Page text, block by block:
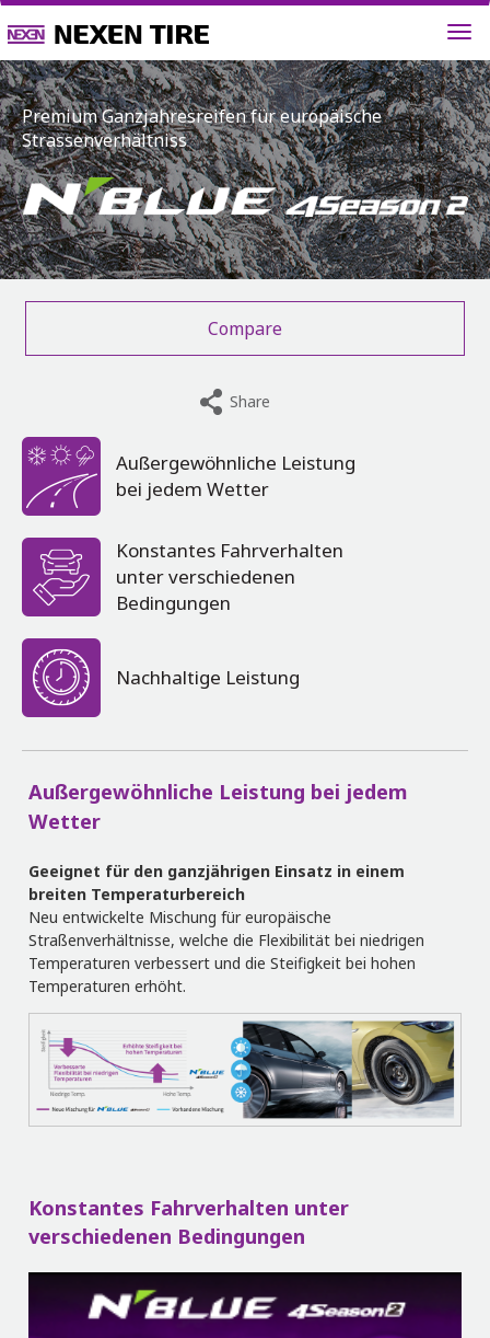
Premium Ganzjahresreifen für europäische
Strassenverhältniss
Compare
Share
Außergewöhnliche Leistung
bei jedem Wetter
Konstantes Fahrverhalten
unter verschiedenen
Bedingungen
Nachhaltige Leistung
Außergewöhnliche Leistung bei jedem
Wetter
Geeignet für den ganzjährigen Einsatz in einem
breiten Temperaturbereich
Neu entwickelte Mischung für europäische
Straßenverhältnisse, welche die Flexibilität bei niedrigen
Temperaturen verbessert und die Steifigkeit bei hohen
Temperaturen erhöht.
Konstantes Fahrverhalten unter
verschiedenen Bedingungen